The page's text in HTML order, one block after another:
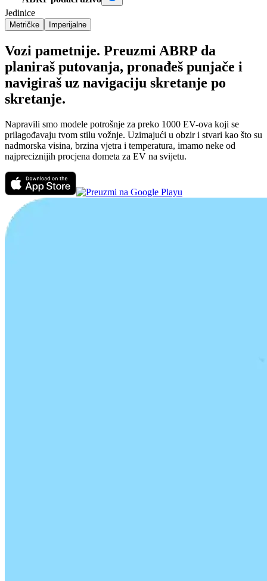
Jedinice
Metričke Imperijalne
Vozi pametnije. Preuzmi ABRP da
planiraš putovanja, pronađeš punjače i
navigiraš uz navigaciju skretanje po
skretanje.
Napravili smo modele potrošnje za preko 1000 EV-ova koji se
prilagođavaju tvom stilu vožnje. Uzimajući u obzir i stvari kao što su
nadmorska visina, brzina vjetra i temperatura, imamo neke od
najpreciznijih procjena dometa za EV na svijetu.